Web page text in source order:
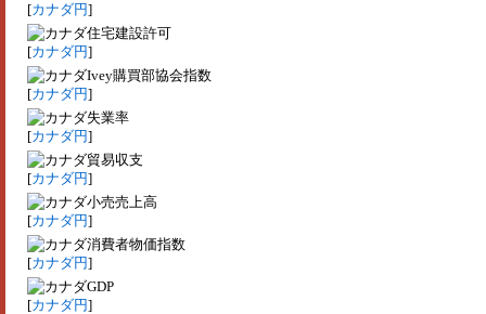
[カナダ円]
住宅建設許可
[カナダ円]
Ivey購買部協会指数
[カナダ円]
失業率
[カナダ円]
貿易収支
[カナダ円]
小売売上高
[カナダ円]
消費者物価指数
[カナダ円]
GDP
[カナダ円]